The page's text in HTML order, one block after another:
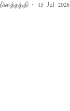
15 Jul 2026